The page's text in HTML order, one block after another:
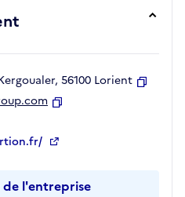
56100 Lorient
l'entreprise